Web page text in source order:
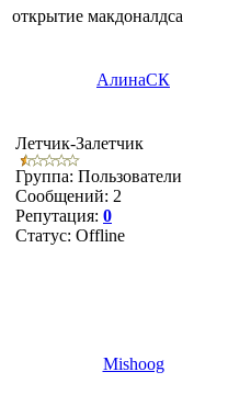
открытие макдоналдса
АлинаСК
Летчик-Залетчик
Группа: Пользователи
Сообщений: 2
Репутация: 0
Статус: Offline
Mishoog